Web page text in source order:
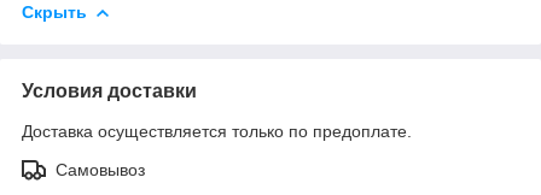
Скрыть
Условия доставки
Доставка осуществляется только по предоплате.
Самовывоз